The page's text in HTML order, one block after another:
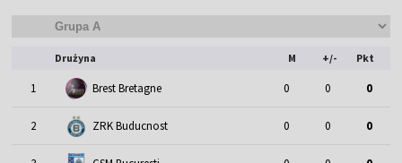
Drużyna M +/- Pkt
1 Brest Bretagne 0 0 0
2 ZRK Buducnost 0 0 0